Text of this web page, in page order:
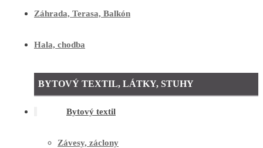
Záhrada, Terasa, Balkón
Hala, chodba
BYTOVÝ TEXTIL, LÁTKY, STUHY
Bytový textil
Závesy, záclony